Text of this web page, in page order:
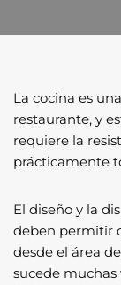
La cocina es
restaurante, y
requiere la
prácticamente
El diseño y la
deben permitir
desde el área
sucede muchas